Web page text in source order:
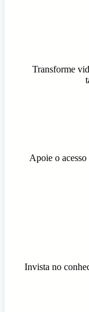
Transforme
Apoie o acesso
Invista no